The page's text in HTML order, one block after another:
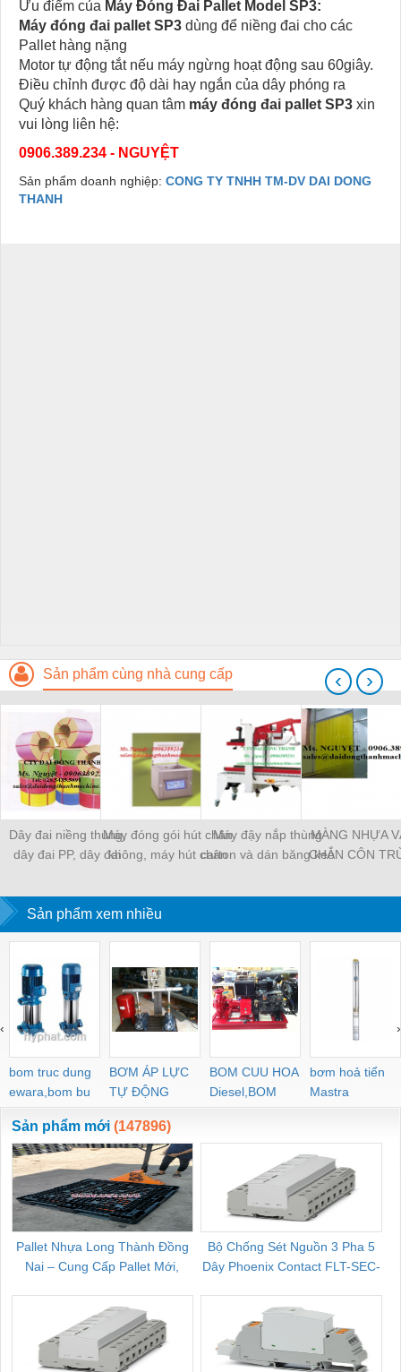
Ưu điểm của Máy Đóng Đai Pallet Model SP3:
Máy đóng đai pallet SP3 dùng để niềng đai cho các
Pallet hàng nặng
Motor tự động tắt nếu máy ngừng hoạt động sau 60giây.
Điều chỉnh được độ dài hay ngắn của dây phóng ra
Quý khách hàng quan tâm máy đóng đai pallet SP3 xin
vui lòng liên hệ:
0906.389.234 - NGUYỆT
Sản phẩm doanh nghiệp: CONG TY TNHH TM-DV DAI DONG
THANH
Sản phẩm cùng nhà cung cấp
Dây đai niềng thùng,
dây đai PP, dây đai
Máy đóng gói hút chân
không, máy hút chân
Máy đậy nắp thùng
carton và dán băng keo
MÀNG NHỰA
CHẮN CÔN
KHO LẠNH,
‹ ›
Sản phẩm xem nhiều
bom truc dung
ewara,bom bu
ewara
BƠM ÁP LỰC
TỰ ĐỘNG
BOM CUU HOA
Diesel,BOM
CHUA CHAY
bơm hoả tiển
Mastra
‹ ›
Sản phẩm mới (147896)
Pallet Nhựa Long Thành Đồng
Nai – Cung Cấp Pallet Mới,
Bộ Chống Sét Nguồn 3 Pha 5
Dây Phoenix Contact FLT-SEC-